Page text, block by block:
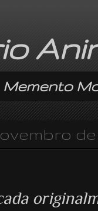
Memento
de